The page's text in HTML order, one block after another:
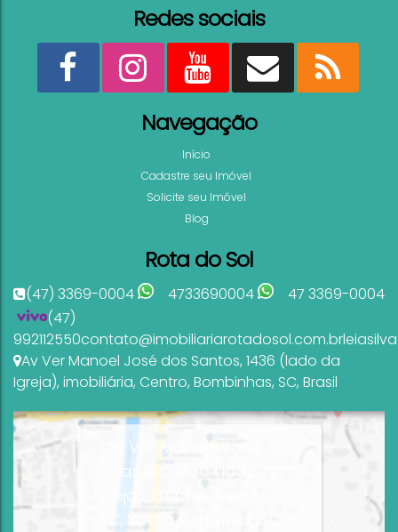
Redes sociais
Navegação
Início
Cadastre seu Imóvel
Solicite seu Imóvel
Blog
Rota do Sol
(47) 3369-0004 4733690004
47 3369-0004
(47)
992112550contato@imobiliariarotadosol.com.br
Av Ver Manoel José dos Santos, 1436 (lado da
Igreja), imobiliária, Centro, Bombinhas, SC, Brasil
Av Ver Manoel José dos
Santos, 1436 (lado da
Igreja), Centro, Bombinhas,
SC, Santa Catarina, Brasil